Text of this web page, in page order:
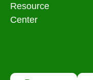
Resource
Center